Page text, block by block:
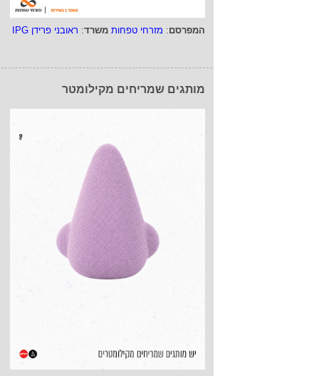
המפרסם: מזרחי טפחות משרד: ראובני פרידן IPG
מותגים שמריחים מקילומטר